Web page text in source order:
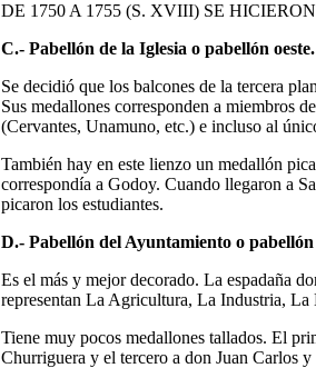
DE 1750 A 1755 (S. XVIII) SE
C.- Pabellón de la Iglesia o pabellón
Se decidió que los balcones de la tercera
Sus medallones corresponden a miembros
(Cervantes, Unamuno, etc.) e incluso al
También hay en este lienzo un medallón
correspondía a Godoy. Cuando llegaron a
picaron los estudiantes.
D.- Pabellón del Ayuntamiento o
Es el más y mejor decorado. La espadaña
representan La Agricultura, La Industria,
Tiene muy pocos medallones tallados. El
Churriguera y el tercero a don Juan Carlos